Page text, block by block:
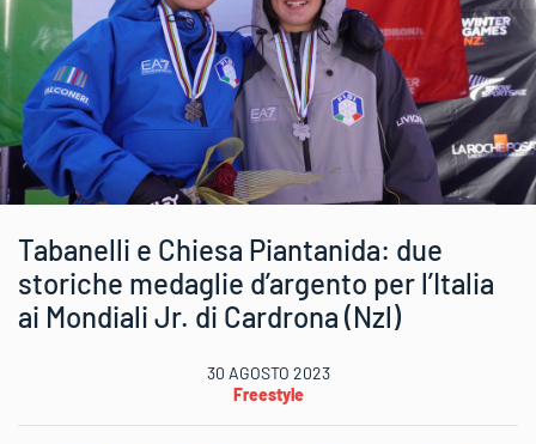
Tabanelli e Chiesa Piantanida: due
storiche medaglie d’argento per l’Italia
ai Mondiali Jr. di Cardrona (Nzl)
30 AGOSTO 2023
Freestyle